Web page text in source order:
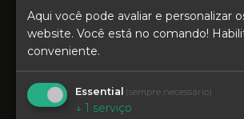
CRIAR O FUTURO
Bairro Comercial Caldas da Rainh@
Aqui você pode avaliar e personalizar
website. Você está no comando!
conveniente.
Essential (sempre necessário)
↓ 1 serviço